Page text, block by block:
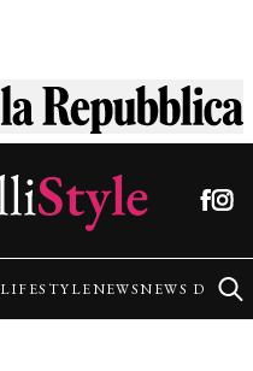
LIFESTYLENEWSNEWS